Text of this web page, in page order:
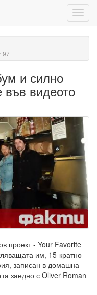
97
и силно
във видеото
проект - Your Favorite
им, 15-кратно
записан в домашна
заедно с Oliver Roman